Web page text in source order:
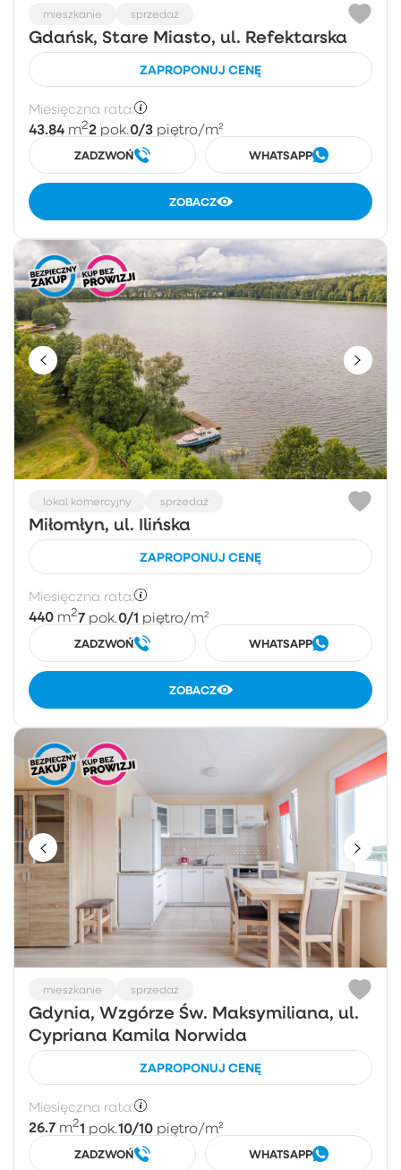
mieszkanie sprzedaż
Gdańsk, Stare Miasto, ul. Refektarska
ZAPROPONUJ CENĘ
Miesięczna rata:
43.84 m22 pok.0/3 piętro/m²
ZADZWOŃ WHATSAPP
ZOBACZ
lokal komercyjny sprzedaż
Miłomłyn, ul. Ilińska
ZAPROPONUJ CENĘ
Miesięczna rata:
440 m27 pok.0/1 piętro/m²
ZADZWOŃ WHATSAPP
ZOBACZ
mieszkanie sprzedaż
Gdynia, Wzgórze Św. Maksymiliana, ul.
Cypriana Kamila Norwida
ZAPROPONUJ CENĘ
Miesięczna rata:
26.7 m21 pok.10/10 piętro/m²
ZADZWOŃ WHATSAPP